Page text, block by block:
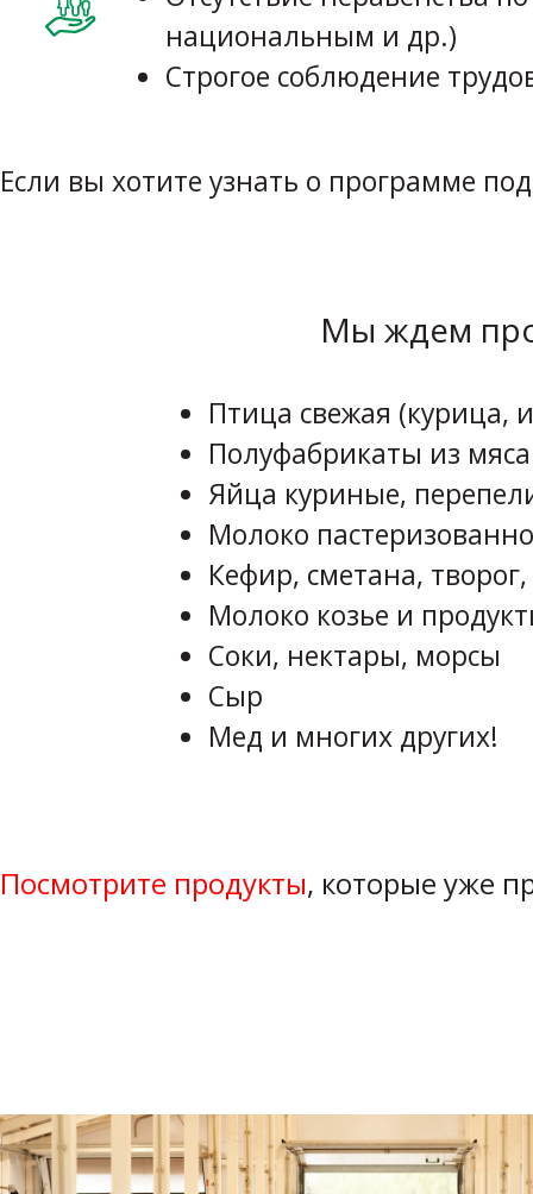
национальным и др.)
Строгое соблюдение
Если вы хотите узнать о программе
Мы ждем
Птица свежая (курица,
Полуфабрикаты из
Яйца куриные,
Молоко
Кефир, сметана, творог,
Молоко козье и
Соки, нектары, морсы
Сыр
Мед и многих других!
Посмотрите продукты, которые уже